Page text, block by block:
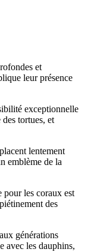
et
leur présence
exceptionnelle
tortues, et
lentement
emblème de la
pour les coraux est
des
générations
avec les dauphins,